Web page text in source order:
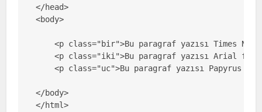
</head>
<body>
<p class="bir">Bu paragraf yazısı Times New
<p class="iki">Bu paragraf yazısı Arial
<p class="uc">Bu paragraf yazısı Papyrus
</body>
</html>